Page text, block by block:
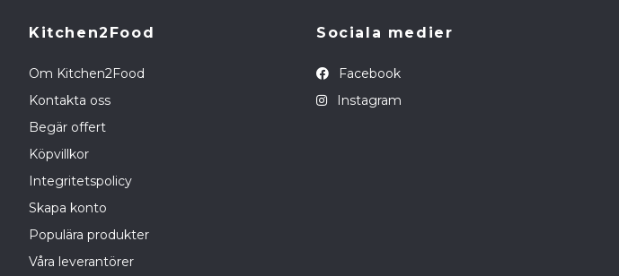
Kitchen2Food
Om Kitchen2Food
Kontakta oss
Begär offert
Köpvillkor
Integritetspolicy
Skapa konto
Populära produkter
Våra leverantörer
Sociala medier
Facebook
Instagram